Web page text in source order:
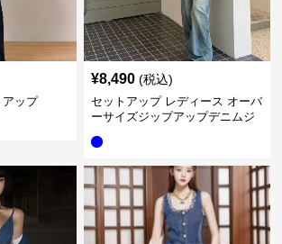
アップ
¥8,490 (税込)
セットアップ レディース オーバ
ーサイズジップアップデニムジ